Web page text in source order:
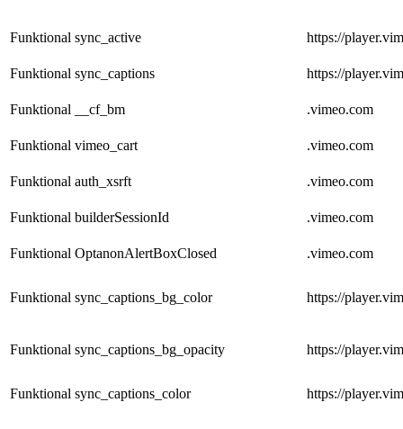
Funktional sync_active https://
Funktional sync_captions https://
Funktional __cf_bm .vimeo.com
Funktional vimeo_cart .vimeo.com
Funktional auth_xsrft .vimeo.com
Funktional builderSessionId .vimeo.com
Funktional OptanonAlertBoxClosed .vimeo.com
Funktional sync_captions_bg_color https://
Funktional sync_captions_bg_opacity https://
Funktional sync_captions_color https://